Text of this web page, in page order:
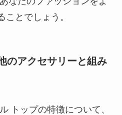
ことでしょう。
のアクセサリーと組み
トップの特徴について、